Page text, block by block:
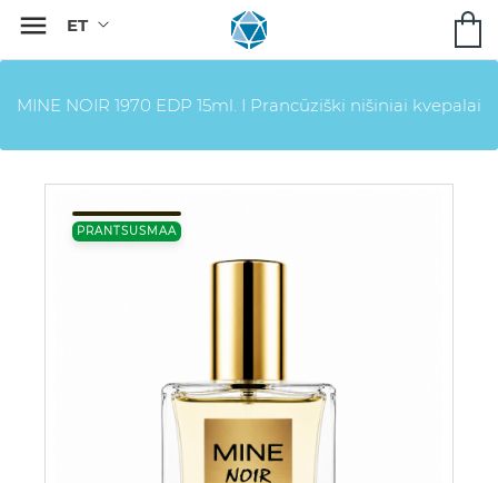

MINE NOIR 1970 EDP 15ml. I Prancūziški nišiniai kvepalai
PRANTSUSMAA